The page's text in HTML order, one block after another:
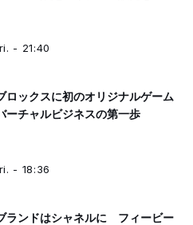
- 21:40
ロックスに初のオリジナルゲーム
チャルビジネスの第一歩
- 18:36
ランドはシャネルに フィービー